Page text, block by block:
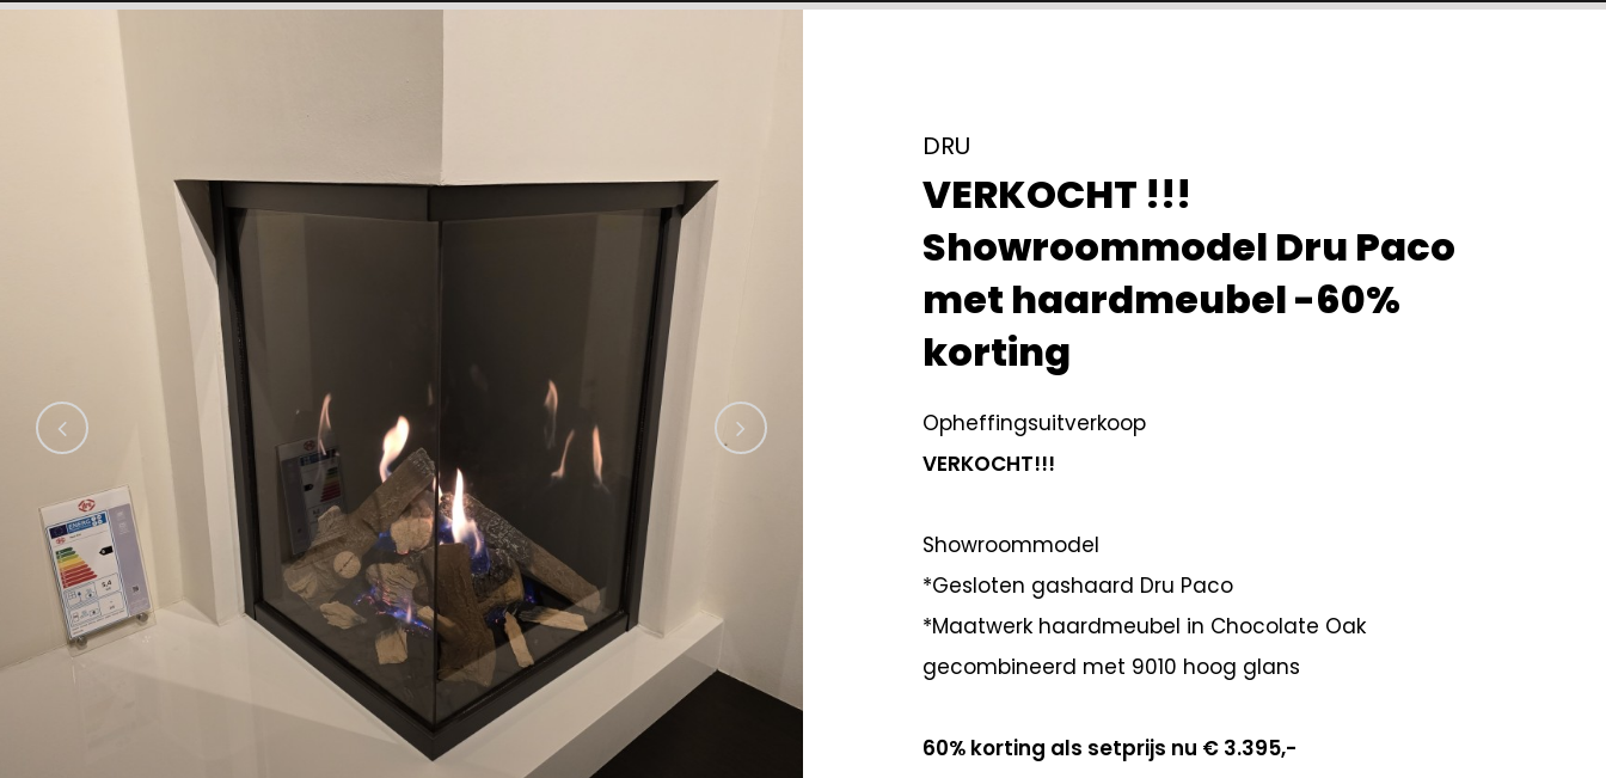
DRU
VERKOCHT !!!
Showroommodel Dru Paco
met haardmeubel -60%
korting
Opheffingsuitverkoop
VERKOCHT!!!
Showroommodel
*Gesloten gashaard Dru Paco
*Maatwerk haardmeubel in Chocolate Oak
gecombineerd met 9010 hoog glans
60% korting als setprijs nu € 3.395,-